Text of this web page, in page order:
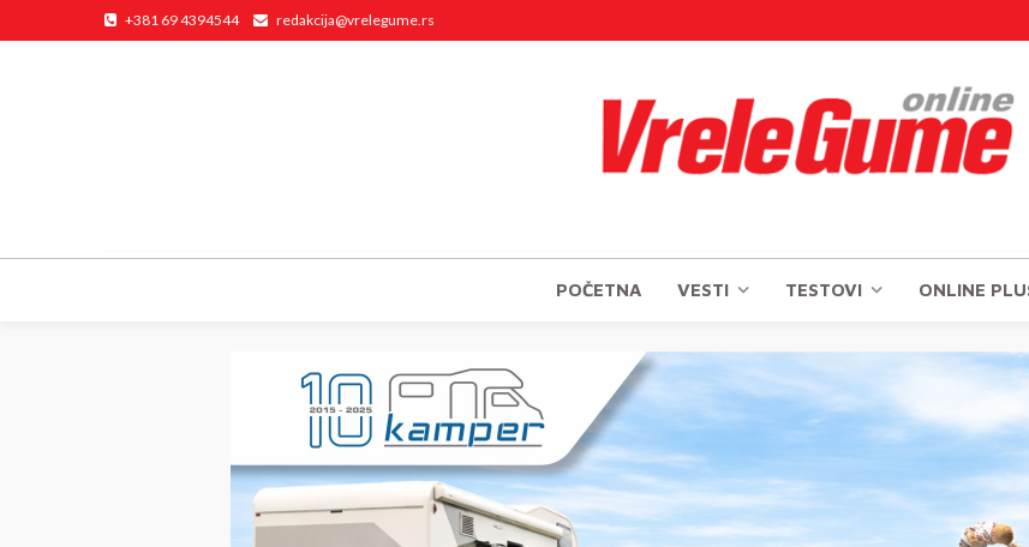
+381 69 4394544 redakcija@vrelegume.rs
POČETNA VESTI TESTOVI ONLINE